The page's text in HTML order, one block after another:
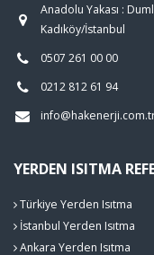
Anadolu Yakası :
Kadıköy/İstanbul
0507 261 00 00
0212 812 61 94
YERDEN ISITMA
Türkiye Yerden Isıtma
İstanbul Yerden Isıtma
Ankara Yerden Isıtma